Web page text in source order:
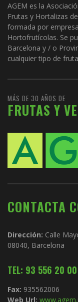
AGEM es la
Frutas y Hortalizas
formada por
Hortofrutícolas. Se
Barcelona y / o
cualquier tipo de
MÁS DE 30 AÑOS DE
FRUTAS Y
CONTACTA
Dirección: Calle
08040, Barcelona
TEL: 93 556 20 00
Fax: 935562006
Web Url: